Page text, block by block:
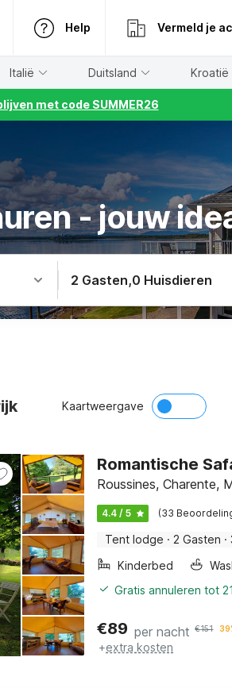
Help Vermeld je
Italië Duitsland Kroatië
met code SUMMER26
- jouw
2 Gasten,0 Huisdieren
Kaartweergave
Romantische
Roussines, Charente,
4.4 / 5 (33
Tent lodge · 2 Gasten ·
Kinderbed
Gratis annuleren tot
€89 per nacht €151
+extra kosten